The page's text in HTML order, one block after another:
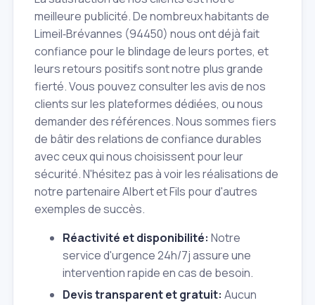
meilleure publicité. De nombreux habitants de
Limeil‑Brévannes (94450) nous ont déjà fait
confiance pour le blindage de leurs portes, et
leurs retours positifs sont notre plus grande
fierté. Vous pouvez consulter les avis de nos
clients sur les plateformes dédiées, ou nous
demander des références. Nous sommes fiers
de bâtir des relations de confiance durables
avec ceux qui nous choisissent pour leur
sécurité. N'hésitez pas à voir les réalisations de
notre partenaire Albert et Fils pour d'autres
exemples de succès.
Réactivité et disponibilité: Notre
service d'urgence 24h/7j assure une
intervention rapide en cas de besoin.
Devis transparent et gratuit: Aucun